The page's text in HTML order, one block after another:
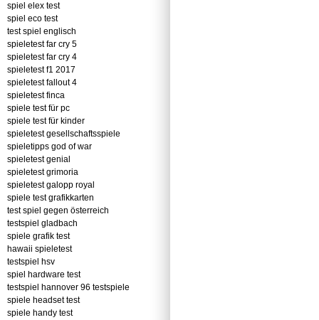
spiel elex test
spiel eco test
test spiel englisch
spieletest far cry 5
spieletest far cry 4
spieletest f1 2017
spieletest fallout 4
spieletest finca
spiele test für pc
spiele test für kinder
spieletest gesellschaftsspiele
spieletipps god of war
spieletest genial
spieletest grimoria
spieletest galopp royal
spiele test grafikkarten
test spiel gegen österreich
testspiel gladbach
spiele grafik test
hawaii spieletest
testspiel hsv
spiel hardware test
testspiel hannover 96 testspiele
spiele headset test
spiele handy test